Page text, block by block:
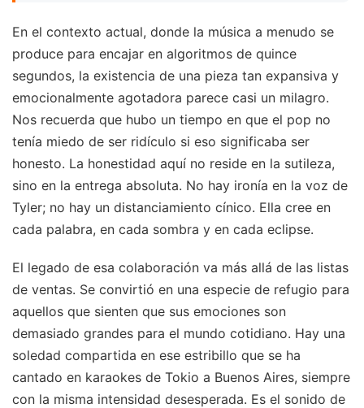
En el contexto actual, donde la música a menudo se
produce para encajar en algoritmos de quince
segundos, la existencia de una pieza tan expansiva y
emocionalmente agotadora parece casi un milagro.
Nos recuerda que hubo un tiempo en que el pop no
tenía miedo de ser ridículo si eso significaba ser
honesto. La honestidad aquí no reside en la sutileza,
sino en la entrega absoluta. No hay ironía en la voz de
Tyler; no hay un distanciamiento cínico. Ella cree en
cada palabra, en cada sombra y en cada eclipse.
El legado de esa colaboración va más allá de las listas
de ventas. Se convirtió en una especie de refugio para
aquellos que sienten que sus emociones son
demasiado grandes para el mundo cotidiano. Hay una
soledad compartida en ese estribillo que se ha
cantado en karaokes de Tokio a Buenos Aires, siempre
con la misma intensidad desesperada. Es el sonido de